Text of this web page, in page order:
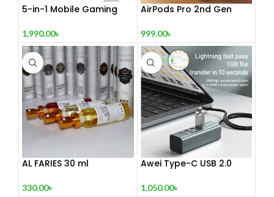
5-in-1 Mobile Gaming
1,990.00৳
AirPods Pro 2nd Gen
999.00৳
AL FARIES 30 ml
330.00৳
Awei Type-C USB 2.0
1,050.00৳